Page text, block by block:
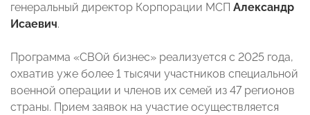
генеральный директор Корпорации МСП Александр
Исаевич.
Программа «СВОй бизнес» реализуется с 2025 года,
охватив уже более 1 тысячи участников специальной
военной операции и членов их семей из 47 регионов
страны. Прием заявок на участие осуществляется